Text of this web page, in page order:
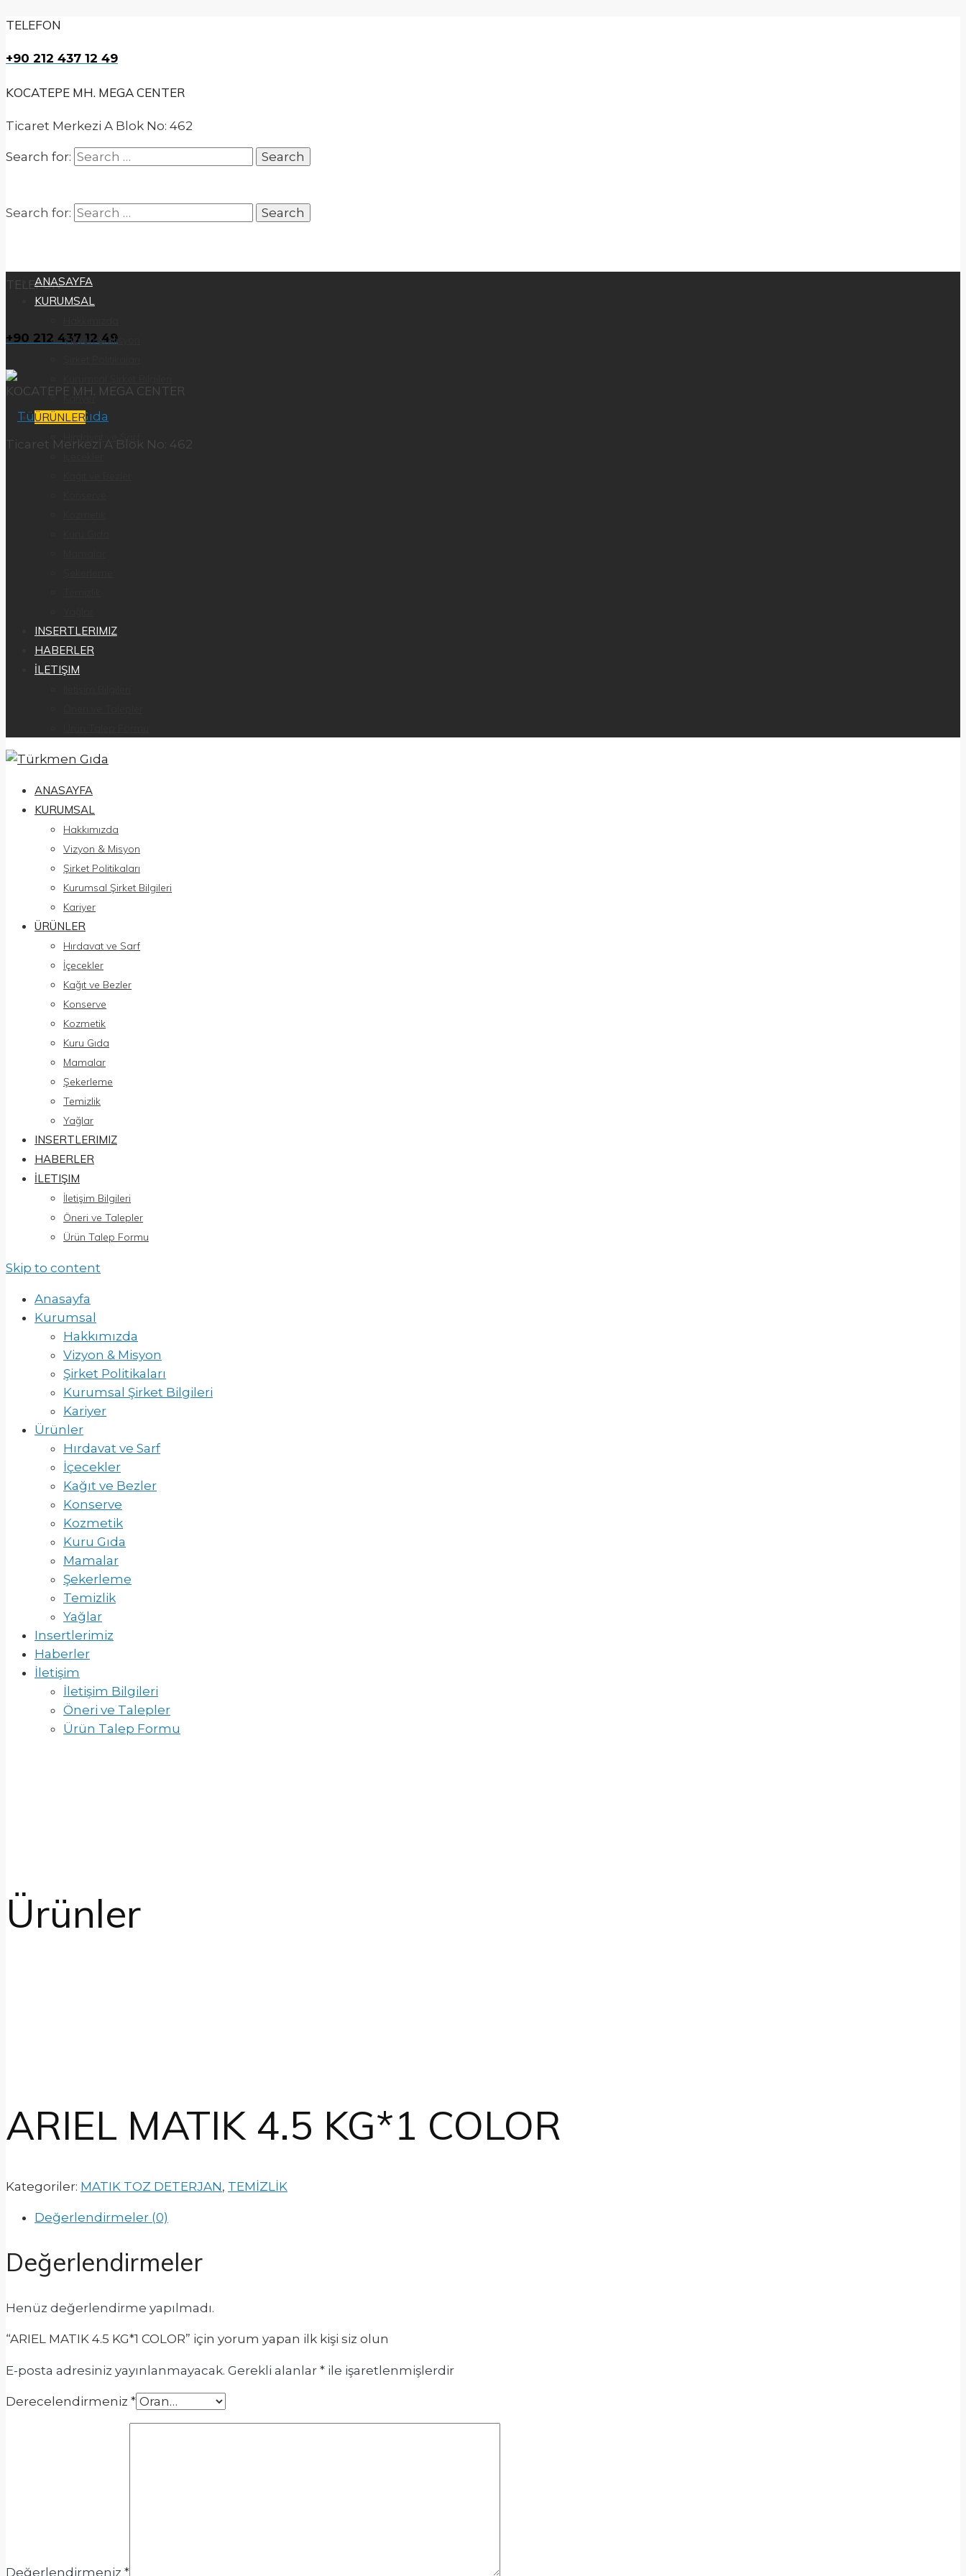
TELEFON
+90 212 437 12 49
KOCATEPE MH. MEGA CENTER
Ticaret Merkezi A Blok No: 462
Search for:
Search for:
TELEFON
+90 212 437 12 49
KOCATEPE MH. MEGA CENTER
Ticaret Merkezi A Blok No: 462
ANASAYFA
KURUMSAL
Vizyon & Misyon
Kariyer
ÜRÜNLER
Hırdavat ve Sarf
INSERTLERIMIZ
HABERLER
İLETIŞIM
ANASAYFA
KURUMSAL
Hakkımızda
Vizyon & Misyon
Şirket Politikaları
Kurumsal Şirket Bilgileri
Kariyer
ÜRÜNLER
Hırdavat ve Sarf
İçecekler
Kağıt ve Bezler
Konserve
Kozmetik
Kuru Gıda
Mamalar
Şekerleme
Temizlik
Yağlar
INSERTLERIMIZ
HABERLER
İLETIŞIM
İletişim Bilgileri
Öneri ve Talepler
Ürün Talep Formu
Skip to content
Anasayfa
Kurumsal
Hakkımızda
Vizyon & Misyon
Şirket Politikaları
Kurumsal Şirket Bilgileri
Kariyer
Ürünler
Hırdavat ve Sarf
İçecekler
Kağıt ve Bezler
Konserve
Kozmetik
Kuru Gıda
Mamalar
Şekerleme
Temizlik
Yağlar
Insertlerimiz
Haberler
İletişim
İletişim Bilgileri
Öneri ve Talepler
Ürün Talep Formu
Ürünler
ARIEL MATIK 4.5 KG*1 COLOR
Kategoriler: MATIK TOZ DETERJAN, TEMİZLİK
Değerlendirmeler (0)
Değerlendirmeler
Henüz değerlendirme yapılmadı.
“ARIEL MATIK 4.5 KG*1 COLOR” için yorum yapan ilk kişi siz olun
E-posta adresiniz yayınlanmayacak. Gerekli alanlar * ile işaretlenmişlerdir
Derecelendirmeniz *
Değerlendirmeniz *